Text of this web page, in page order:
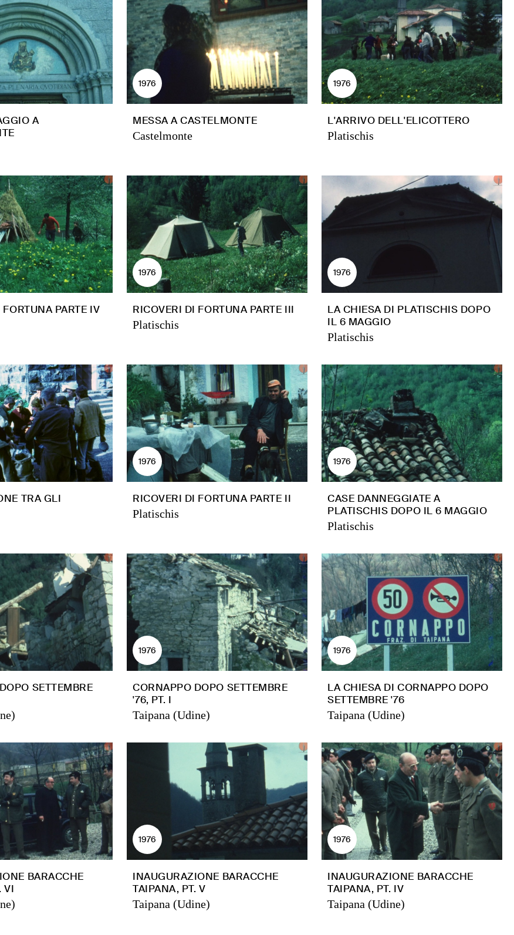
A
1976
MESSA A CASTELMONTE
Castelmonte
1976
L'ARRIVO DELL'ELICOTTERO
Platischis
PARTE IV
1976
RICOVERI DI FORTUNA PARTE III
Platischis
1976
LA CHIESA DI PLATISCHIS DOPO
IL 6 MAGGIO
Platischis
TRA GLI
1976
RICOVERI DI FORTUNA PARTE II
Platischis
1976
CASE DANNEGGIATE A
PLATISCHIS DOPO IL 6 MAGGIO
Platischis
SETTEMBRE
1976
CORNAPPO DOPO SETTEMBRE
'76, PT. I
Taipana (Udine)
1976
LA CHIESA DI CORNAPPO DOPO
SETTEMBRE '76
Taipana (Udine)
BARACCHE
VI
1976
INAUGURAZIONE BARACCHE
TAIPANA, PT. V
Taipana (Udine)
1976
INAUGURAZIONE BARACCHE
TAIPANA, PT. IV
Taipana (Udine)